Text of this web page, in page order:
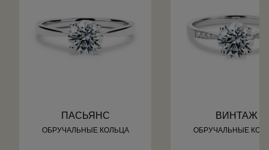
ПАСЬЯНС
ОБРУЧАЛЬНЫЕ КОЛЬЦА
ВИНТАЖ
ОБРУЧАЛЬНЫЕ